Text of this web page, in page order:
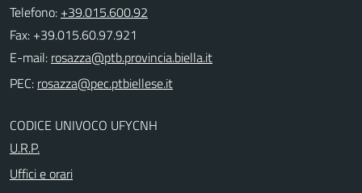
Telefono: +39.015.600.92
Fax: +39.015.60.97.921
E-mail:
PEC:
CODICE UNIVOCO UFYCNH
U.R.P.
Uffici e orari